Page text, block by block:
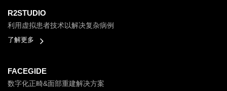
R2STUDIO
利用虚拟患者技术以解决复杂病例
了解更多
FACEGIDE
数字化正畸&面部重建解决方案